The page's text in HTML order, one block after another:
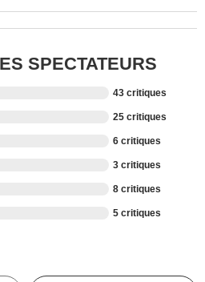
SPECTATEURS
43 critiques
25 critiques
6 critiques
3 critiques
8 critiques
5 critiques